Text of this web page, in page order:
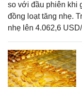
so với đầu phiên khi
đồng loạt tăng nhẹ.
nhẹ lên 4.062,6